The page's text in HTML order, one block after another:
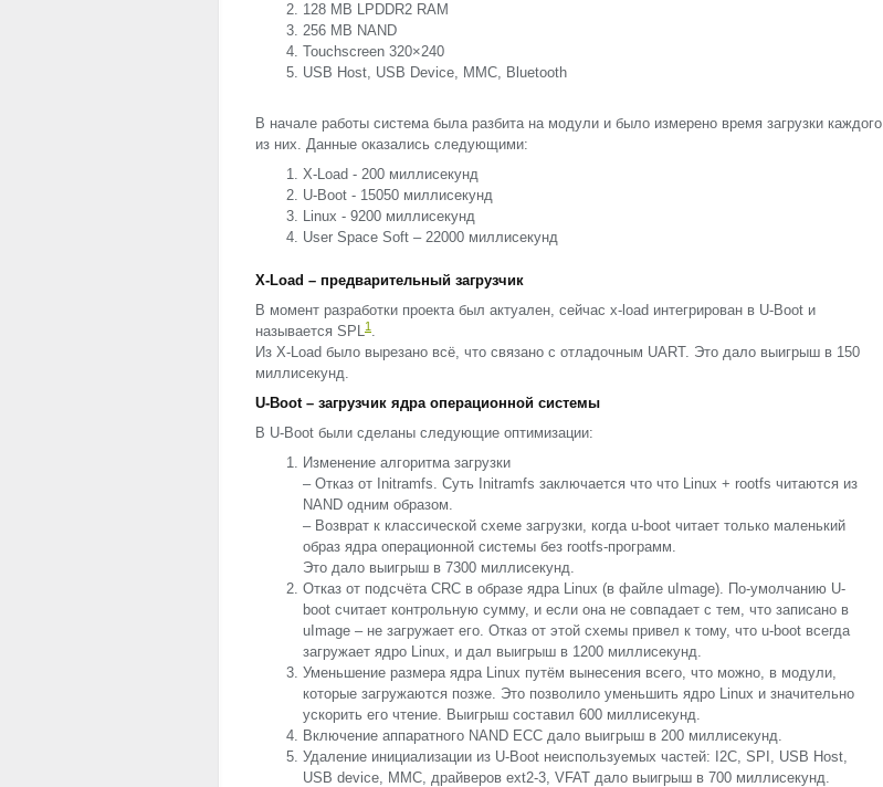
128 MB LPDDR2 RAM
256 MB NAND
Touchscreen 320×240
USB Host, USB Device, MMC , Bluetooth
В начале работы система была разбита на модули и было измерено время загрузки каждого
из них. Данные оказались следующими:
X-Load - 200 миллисекунд
U-Boot - 15050 миллисекунд
Linux - 9200 миллисекунд
User Space Soft – 22000 миллисекунд
X-Load – предварительный загрузчик
В момент разработки проекта был актуален, сейчас x-load интегрирован в U-Boot и
называется SPL 1
Из X-Load было вырезано всё, что связано с отладочным UART. Это дало выигрыш в 150
миллисекунд.
U-Boot – загрузчик ядра операционной системы
В U-Boot были сделаны следующие оптимизации:
Изменение алгоритма загрузки
– Отказ от Initramfs. Суть Initramfs заключается что что Linux + rootfs читаются из
NAND одним образом.
– Возврат к классической схеме загрузки, когда u-boot читает только маленький
образ ядра операционной системы без rootfs-программ.
Это дало выигрыш в 7300 миллисекунд.
Отказ от подсчётаCRC в образе ядра Linux (в файле uImage). По-умолчанию U-
boot считает контрольную сумму, и если она не совпадает с тем, что записано в
uImage – не загружает его. Отказ от этой схемы привел к тому, что u-boot всегда
загружает ядро Linux, и дал выигрыш в 1200 миллисекунд.
Уменьшение размера ядра Linux путём вынесения всего, что можно, в модули,
которые загружаются позже. Это позволило уменьшить ядро Linux и значительно
ускорить его чтение. Выигрыш составил 600 миллисекунд.
Включение аппаратного NAND ECC дало выигрыш в 200 миллисекунд.
Удаление инициализации из U-Boot неиспользуемых частей: I2C,SPI USB Host,
USB device, MMC , драйверов ext2-3,VFAT дало выигрыш в 700 миллисекунд.